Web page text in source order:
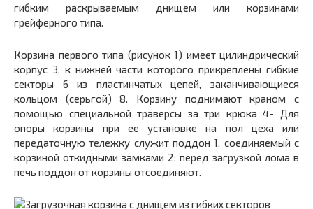
гибким раскрываемым днищем или корзинами
грейферного типа.
Корзина первого типа (рисунок 1) имеет цилиндрический
корпус 3, к нижней части которого прикреплены гибкие
секторы 6из пластинчатых цепей, заканчивающиеся
кольцом (серьгой)8. Корзину поднимают краном с
помощью специальной траверсы за три крюка4- Для
опоры корзины при ее установке на пол цеха или
передаточную тележку служит поддон1, соединяемый с
корзиной откидными замками 2; перед загрузкой лома в
печь поддон от корзины отсоединяют.